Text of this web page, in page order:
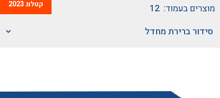
מוצרים בעמוד: קטלוג 2023